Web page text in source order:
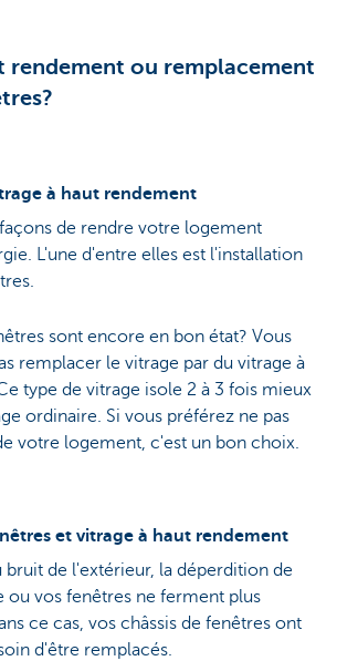
rendement ou remplacement
à haut rendement
de rendre votre logement
L'une d'entre elles est l'installation
sont encore en bon état? Vous
remplacer le vitrage par du vitrage à
type de vitrage isole 2 à 3 fois mieux
ordinaire. Si vous préférez ne pas
votre logement, c'est un bon choix.
et vitrage à haut rendement
bruit de l'extérieur, la déperdition de
ou vos fenêtres ne ferment plus
ce cas, vos châssis de fenêtres ont
d'être remplacés.